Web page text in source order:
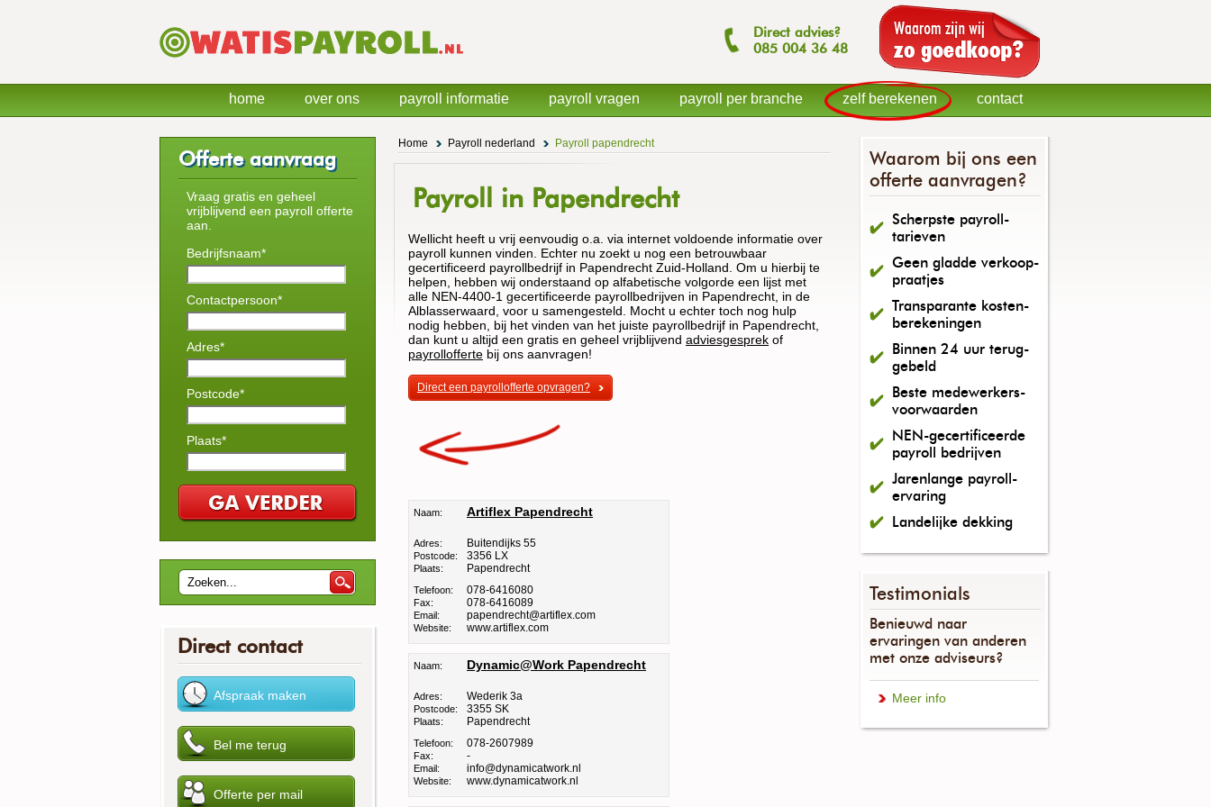
Direct advies?
085 004 36 48
Home Payroll nederland Payroll papendrecht
Payroll in Papendrecht
Wellicht heeft u vrij eenvoudig o.a. via internet voldoende informatie over
payroll kunnen vinden. Echter nu zoekt u nog een betrouwbaar
gecertificeerd payrollbedrijf in Papendrecht Zuid-Holland. Om u hierbij te
helpen, hebben wij onderstaand op alfabetische volgorde een lijst met
alle NEN-4400-1 gecertificeerde payrollbedrijven in Papendrecht, in de
Alblasserwaard, voor u samengesteld. Mocht u echter toch nog hulp
nodig hebben, bij het vinden van het juiste payrollbedrijf in Papendrecht,
dan kunt u altijd een gratis en geheel vrijblijvend adviesgesprek of
payrollofferte bij ons aanvragen!
Direct een payrollofferte opvragen?
Naam: Artiflex Papendrecht
Adres: Buitendijks 55
Postcode: 3356 LX
Plaats: Papendrecht
Telefoon: 078-6416080
Fax: 078-6416089
Email: papendrecht@artiflex.com
Website: www.artiflex.com
Naam: Dynamic@Work Papendrecht
Adres: Wederik 3a
Postcode: 3355 SK
Plaats: Papendrecht
Telefoon: 078-2607989
Fax: -
Email: info@dynamicatwork.nl
Website: www.dynamicatwork.nl
Waarom bij ons een
offerte aanvragen?
Scherpste payroll-
tarieven
Geen gladde verkoop-
praatjes
Transparante kosten-
berekeningen
Binnen 24 uur terug-
gebeld
Beste medewerkers-
voorwaarden
NEN-gecertificeerde
payroll bedrijven
Jarenlange payroll-
ervaring
Landelijke dekking
Testimonials
Benieuwd naar
ervaringen van anderen
met onze adviseurs?
Meer info
Offerte aanvraag
Vraag gratis en geheel
vrijblijvend een payroll offerte
aan.
Bedrijfsnaam*
Contactpersoon*
Adres*
Postcode*
Plaats*
Direct contact
home over ons payroll informatie payroll vragen payroll per branche zelf berekenen contact